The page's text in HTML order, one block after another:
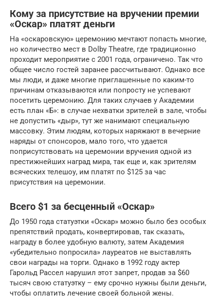
Кому за присутствие на вручении премии
«Оскар» платят деньги
На «оскаровскую» церемонию мечтают попасть многие,
но количество мест в Dolby Theatre, где традиционно
проходит мероприятие с 2001 года, ограничено. Так что
общее число гостей заранее рассчитывают. Однако все
мы люди, и даже многие приглашенные по каким-то
причинам отказываются или попросту не успевают
посетить церемонию. Для таких случаев у Академии
есть план «Б»: в случае нехватки зрителей в зале, чтобы
не допустить «дыр», тут же нанимают специальную
массовку. Этим людям, которых наряжают в вечерние
наряды от спонсоров, мало того, что удается
поприсутствовать на церемонии вручения одной из
престижнейших наград мира, так еще и, как зрителям
всяческих телешоу, им платят по $125 за час
присутствия на церемонии.
Всего $1 за бесценный «Оскар»
До 1950 года статуэтки «Оскар» можно было без особых
препятствий продать, конвертировав, так сказать,
награду в более удобную валюту, затем Академия
«убедительно попросила» лауреатов не выставлять
свои награды на торги. Однако в 1992 году актер
Гарольд Рассел нарушил этот запрет, продав за $60
тысяч свою статуэтку – ему срочно нужны были деньги,
чтобы оплатить лечение своей больной жены.